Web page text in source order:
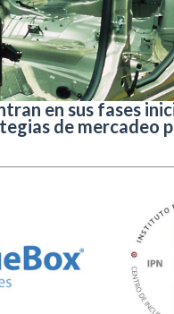
en sus fases
de mercadeo